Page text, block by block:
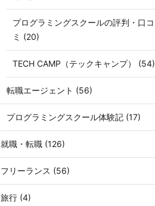
プログラミングスクールの評判・口コ
ミ (20)
TECH CAMP（テックキャンプ） (54)
転職エージェント (56)
プログラミングスクール体験記 (17)
就職・転職 (126)
フリーランス (56)
旅行 (4)